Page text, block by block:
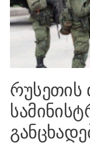
რუსეთის